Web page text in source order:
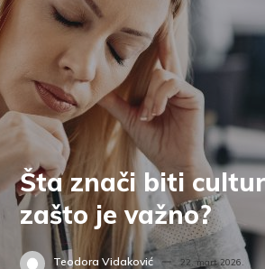
Šta znači biti
zašto je važno?
Teodora Vidaković 22. mart 2026.